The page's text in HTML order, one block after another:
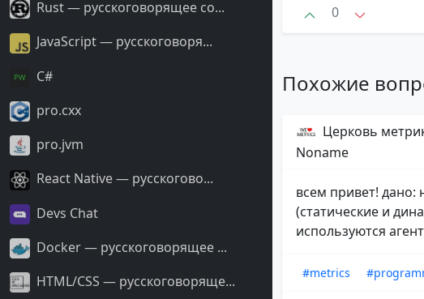
Rust — русскоговорящее со...
JavaScript — русскоговоря...
С#
pro.cxx
pro.jvm
React Native — русскогово...
Devs Chat
Docker — русскоговорящее ...
HTML/CSS — русскоговоряще...
0
Похожие
Церковь
Noname
всем привет! дано:
(статические и
используются
#metrics